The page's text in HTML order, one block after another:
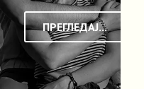
ПРЕГЛЕДАЈ...